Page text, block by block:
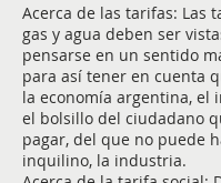
Acerca de las tarifas: Las
gas y agua deben ser
pensarse en un sentido
para así tener en cuenta
la economía argentina, el
el bolsillo del ciudadano
pagar, del que no puede
inquilino, la industria.